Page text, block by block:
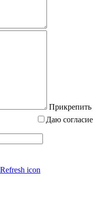
Прикрепить
Даю согласие